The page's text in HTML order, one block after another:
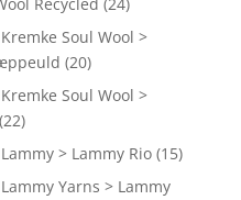
Recycled (24)
Soul Wool >
(20)
Soul Wool >
(22)
> Lammy Rio (15)
Yarns > Lammy